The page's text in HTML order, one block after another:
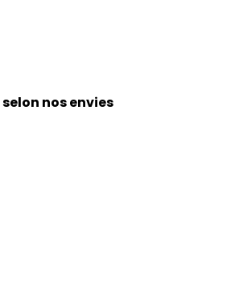
selon nos envies